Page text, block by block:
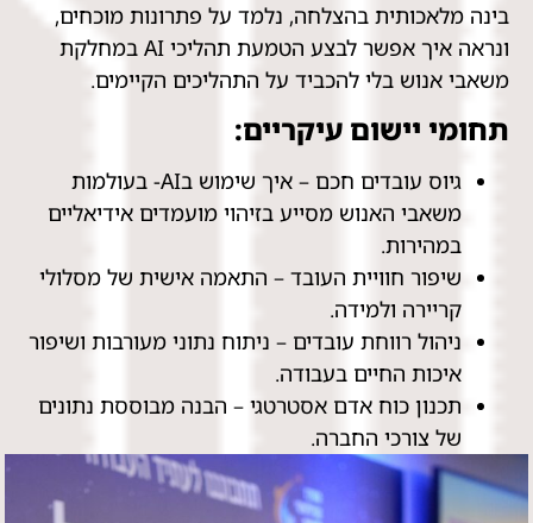
בינה מלאכותית בהצלחה, נלמד על פתרונות מוכחים,
ונראה איך אפשר לבצע הטמעת תהליכי AI במחלקת
משאבי אנוש בלי להכביד על התהליכים הקיימים.
תחומי יישום עיקריים:
גיוס עובדים חכם – איך שימוש בAI- בעולמות
משאבי האנוש מסייע בזיהוי מועמדים אידיאליים
במהירות.
שיפור חוויית העובד – התאמה אישית של מסלולי
קריירה ולמידה.
ניהול רווחת עובדים – ניתוח נתוני מעורבות ושיפור
איכות החיים בעבודה.
תכנון כוח אדם אסטרטגי – הבנה מבוססת נתונים
של צורכי החברה.